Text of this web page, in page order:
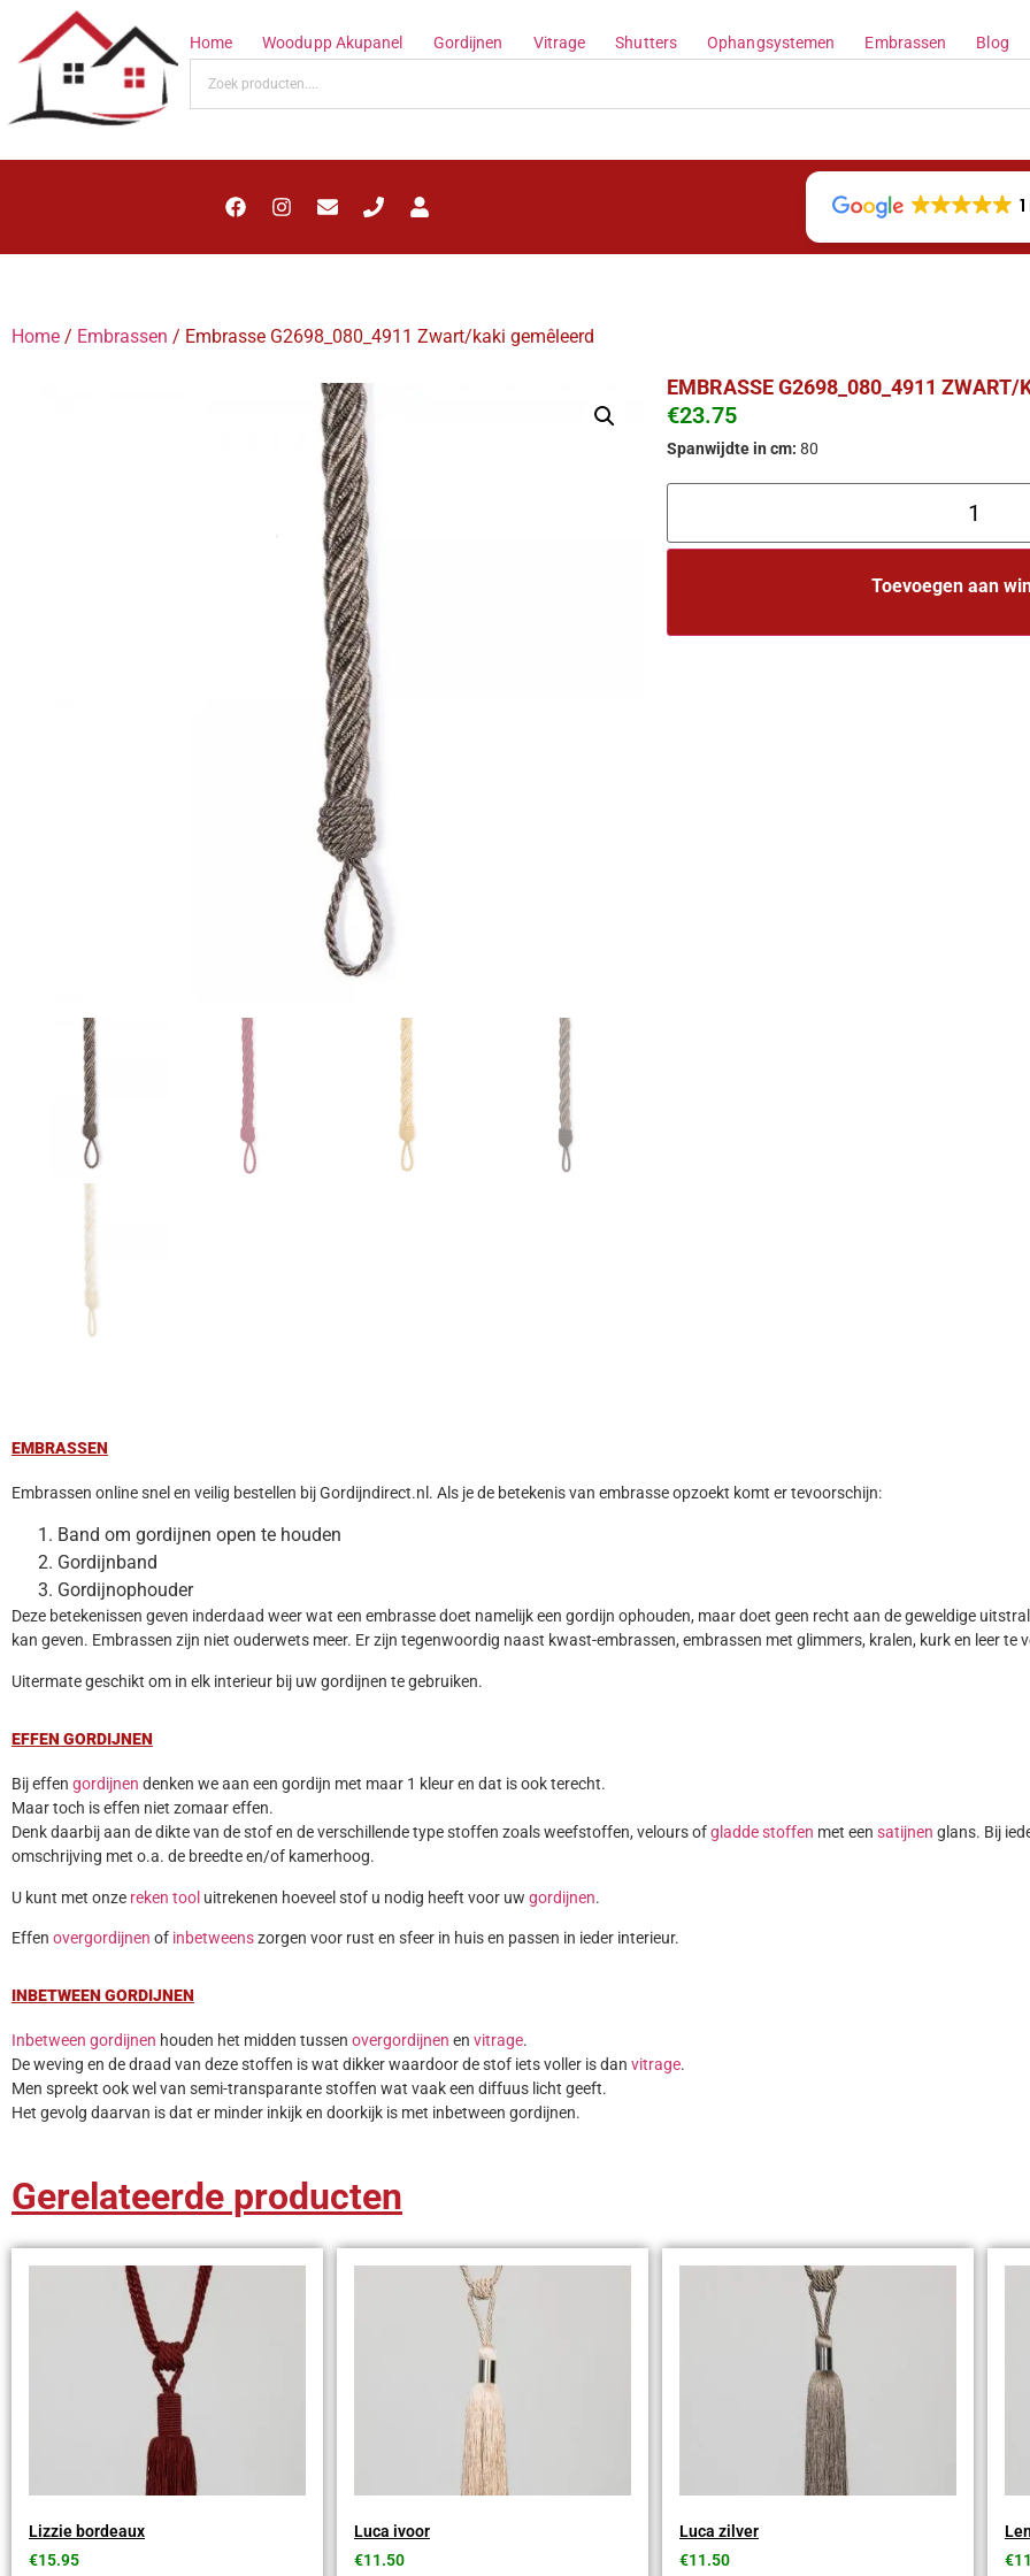
Home Woodupp Akupanel Gordijnen Vitrage Shutters Ophangsystemen Embrassen Blog
Home / Embrassen / Embrasse G2698_080_4911 Zwart/kaki gemêleerd
EMBRASSE G2698_080_4911 ZWART/
€23.75
Spanwijdte in cm: 80
Toevoegen aan
EMBRASSEN
Embrassen online snel en veilig bestellen bij Gordijndirect.nl. Als je de betekenis van embrasse opzoekt komt er tevoorschijn:
Band om gordijnen open te houden
Gordijnband
Gordijnophouder
Deze betekenissen geven inderdaad weer wat een embrasse doet namelijk een gordijn ophouden, maar doet geen recht aan de geweldige
kan geven. Embrassen zijn niet ouderwets meer. Er zijn tegenwoordig naast kwast-embrassen, embrassen met glimmers, kralen, kurk en leer te
Uitermate geschikt om in elk interieur bij uw gordijnen te gebruiken.
EFFEN GORDIJNEN
Bij effen gordijnen denken we aan een gordijn met maar 1 kleur en dat is ook terecht.
Maar toch is effen niet zomaar effen.
Denk daarbij aan de dikte van de stof en de verschillende type stoffen zoals weefstoffen, velours ofgladde stoffen met een satijnen glans. Bij
omschrijving met o.a. de breedte en/of kamerhoog.
U kunt met onze reken tool uitrekenen hoeveel stof u nodig heeft voor uw gordijnen.
Effen overgordijnen of inbetweenszorgen voor rust en sfeer in huis en passen in ieder interieur.
INBETWEEN GORDIJNEN
Inbetween gordijnen houden het midden tussen overgordijnen en vitrage.
De weving en de draad van deze stoffen is wat dikker waardoor de stof iets voller is dan vitrage.
Men spreekt ook wel van semi-transparante stoffen wat vaak een diffuus licht geeft.
Het gevolg daarvan is dat er minder inkijk en doorkijk is met inbetween gordijnen.
Gerelateerde producten
Lizzie bordeaux
€15.95
Luca ivoor
€11.50
Luca zilver
€11.50
€